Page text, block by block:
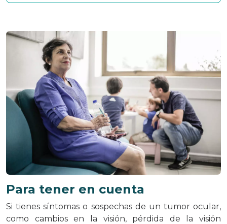
Para tener en cuenta
Si tienes síntomas o sospechas de un tumor ocular,
como cambios en la visión, pérdida de la visión